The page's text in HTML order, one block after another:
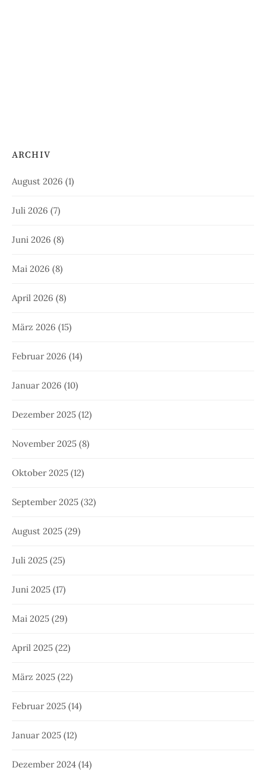
ARCHIV
August 2026 (1)
Juli 2026 (7)
Juni 2026 (8)
Mai 2026 (8)
April 2026 (8)
März 2026 (15)
Februar 2026 (14)
Januar 2026 (10)
Dezember 2025 (12)
November 2025 (8)
Oktober 2025 (12)
September 2025 (32)
August 2025 (29)
Juli 2025 (25)
Juni 2025 (17)
Mai 2025 (29)
April 2025 (22)
März 2025 (22)
Februar 2025 (14)
Januar 2025 (12)
Dezember 2024 (14)